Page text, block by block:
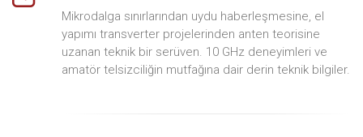
Mikrodalga sınırlarından uydu haberleşmesine, el
yapımı transverter projelerinden anten teorisine
uzanan teknik bir serüven. 10 GHz deneyimleri ve
amatör telsizciliğin mutfağına dair derin teknik bilgiler.